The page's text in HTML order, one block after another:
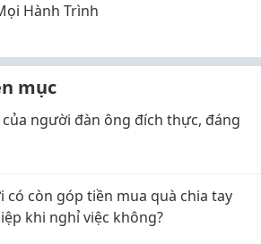
Hành Trình
mục
của người đàn ông đích thực, đáng
có còn góp tiền mua quà chia tay
khi nghỉ việc không?